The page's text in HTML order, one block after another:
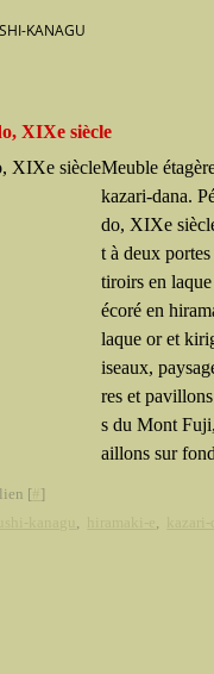
KANAGU
XIXe siècle
Meuble
kazari-dana.
do, XIXe
t à deux
tiroirs en
écoré en
laque or et
iseaux,
res et
s du Mont
aillons sur
[ ]
, ,